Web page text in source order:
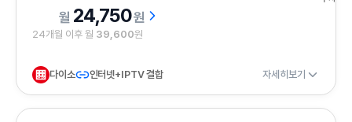
24,750원
24개월 이후 월 39,600원
다이소 인터넷+IPTV 결합 자세히보기